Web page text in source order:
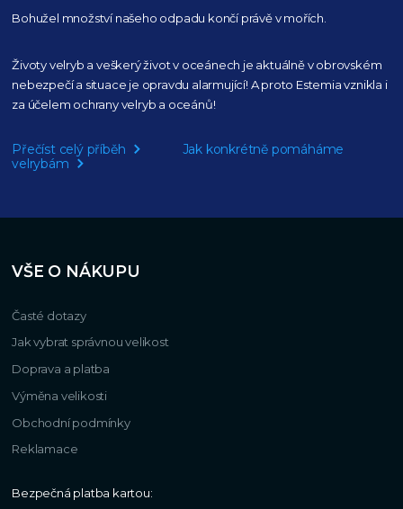
Bohužel množství našeho odpadu končí právě v mořích.
Životy velryb a veškerý život v oceánech je aktuálněv obrovském
nebezpečí a situace je opravdu alarmující!A proto Estemia vznikla i
za účelem ochrany velryb a oceánů!
Přečíst celý příběh
Jak konkrétně pomáháme
velrybám
VŠE O NÁKUPU
Časté dotazy
Jak vybrat správnou velikost
Doprava a platba
Výměna velikosti
Obchodní podmínky
Reklamace
Bezpečná platba kartou: